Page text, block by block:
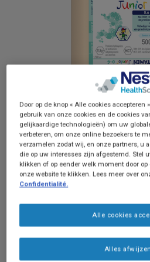
Omschrijving van het
Peptamen junior 0.6 is
voeding, laag calorisch
van gehydrolyseerde wei-
van MCT, voor kinderen
spijsverteringsproblemen
Door op de knop « Alle cookies
gebruik van onze cookies en de cookies
gelijkaardige technologieën) om uw
verbeteren, om onze online bezoekers te
verzamelen zodat wij, en onze partners, u
die op uw interesses zijn afgestemd. Stel
klikken of op eender welk moment door op
onze website te klikken. Lees meer over
Confidentialité.
Alles afwijzen
Alle cookies